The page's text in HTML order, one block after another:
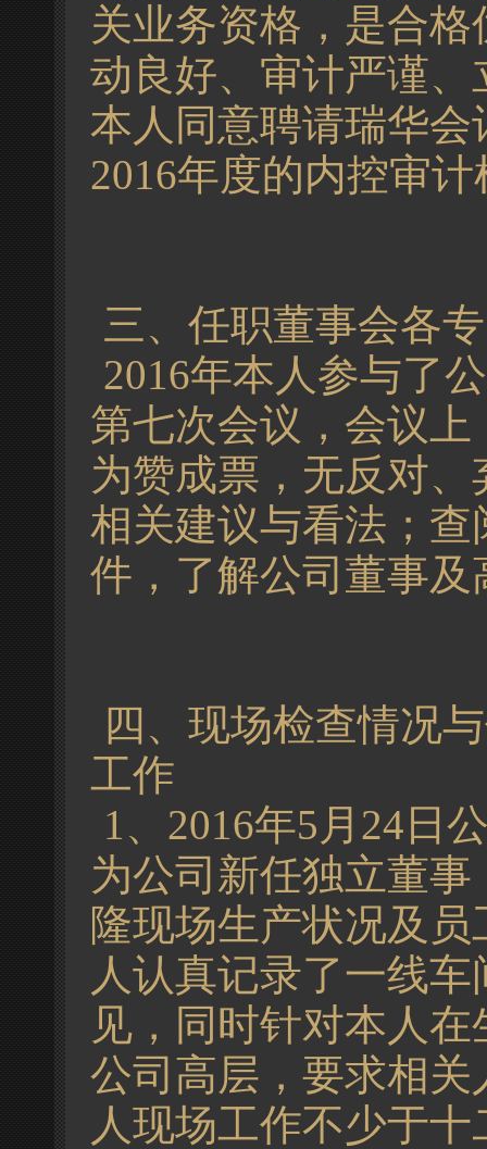
关业务资格，是合
动良好、审计严谨
本人同意聘请瑞华
2016年度的内控审
三、任职董事会各
2016年本人参与了
第七次会议，会议
为赞成票，无反对
相关建议与看法；
件，了解公司董事
四、现场检查情况
工作
1、2016年5月24日
为公司新任独立董
隆现场生产状况及
人认真记录了一线
见，同时针对本人
公司高层，要求相
人现场工作不少于